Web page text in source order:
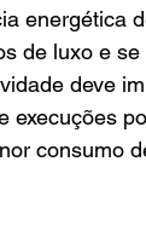
energética
de luxo e
deve
execuções
consumo